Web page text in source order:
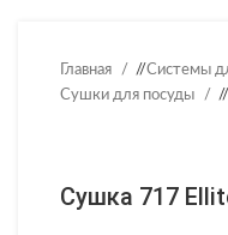
Главная / Системы
Сушки для посуды
/
Сушка 717